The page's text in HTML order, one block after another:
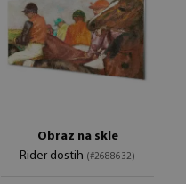
Obraz na skle
Rider dostih (#2688632)